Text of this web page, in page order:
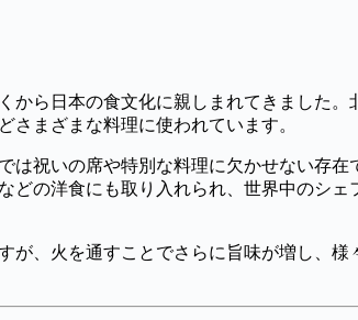
から日本の食文化に親しまれてきました。
まざまな料理に使われています。
は祝いの席や特別な料理に欠かせない存在
どの洋食にも取り入れられ、世界中のシェ
が、火を通すことでさらに旨味が増し、様